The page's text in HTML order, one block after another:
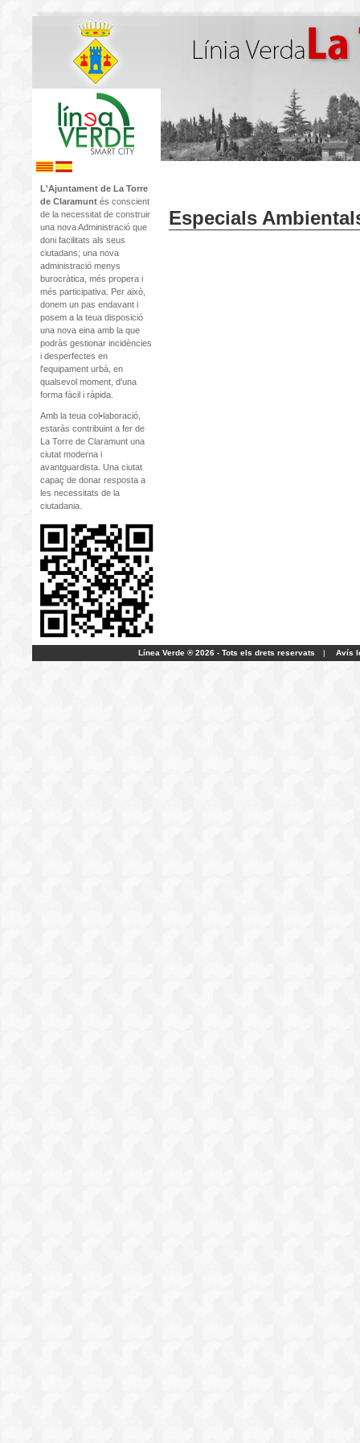
L'Ajuntament de La Torre
de Claramunt és conscient
de la necessitat de construir
una nova Administració que
doni facilitats als seus
ciutadans; una nova
administració menys
burocràtica, més propera i
més participativa. Per això,
donem un pas endavant i
posem a la teua disposició
una nova eina amb la que
podràs gestionar incidències
i desperfectes en
l'equipament urbà, en
qualsevol moment, d'una
forma fàcil i ràpida.
Amb la teua col•laboració,
estaràs contribuint a fer de
La Torre de Claramunt una
ciutat moderna i
avantguardista. Una ciutat
capaç de donar resposta a
les necessitats de la
ciutadania.
Especials
Línea Verde ® 2026 - Tots els drets reservats | Avís